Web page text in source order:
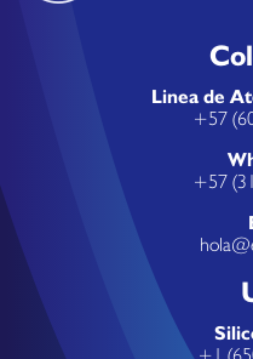
Linea de
+57
+57